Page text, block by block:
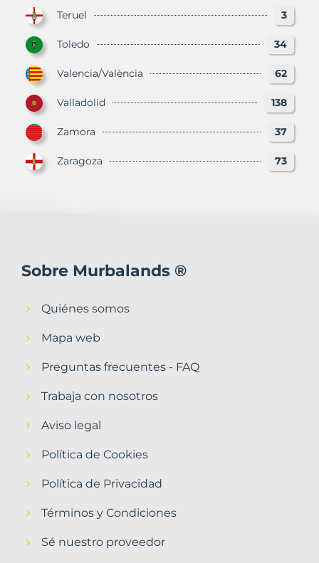
Teruel 3
Toledo 34
Valencia/València 62
Valladolid 138
Zamora 37
Zaragoza 73
Sobre Murbalands ®
Quiénes somos
Mapa web
Preguntas frecuentes - FAQ
Trabaja con nosotros
Aviso legal
Política de Cookies
Política de Privacidad
Términos y Condiciones
Sé nuestro proveedor